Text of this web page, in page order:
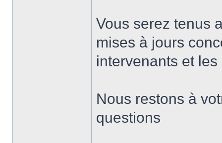
Vous serez tenus
mises à jours
intervenants et
Nous restons à
questions